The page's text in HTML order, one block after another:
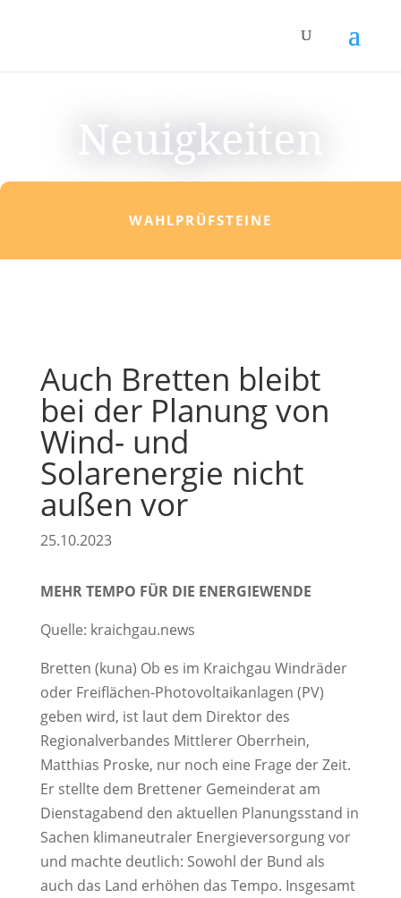
Neuigkeiten
WAHLPRÜFSTEINE
Auch Bretten bleibt
bei der Planung von
Wind- und
Solarenergie nicht
außen vor
25.10.2023
MEHR TEMPO FÜR DIE ENERGIEWENDE
Quelle: kraichgau.news
Bretten (kuna) Ob es im Kraichgau Windräder
oder Freiflächen-Photovoltaikanlagen (PV)
geben wird, ist laut dem Direktor des
Regionalverbandes Mittlerer Oberrhein,
Matthias Proske, nur noch eine Frage der Zeit.
Er stellte dem Brettener Gemeinderat am
Dienstagabend den aktuellen Planungsstand in
Sachen klimaneutraler Energieversorgung vor
und machte deutlich: Sowohl der Bund als
auch das Land erhöhen das Tempo. Insgesamt